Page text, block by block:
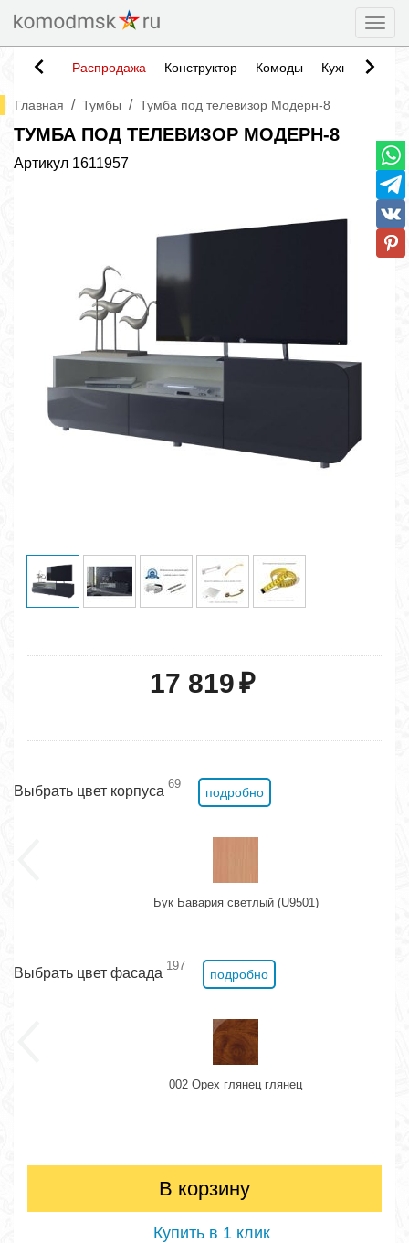
Распродажа Конструктор Комоды Кухни
Главная / Тумбы / Тумба под телевизор Модерн-8
ТУМБА ПОД ТЕЛЕВИЗОР МОДЕРН-8
Артикул 1611957
17 819₽
Выбрать цвет корпуса 69
подробно
Бук Бавария светлый (U9501)
Выбрать цвет фасада 197
подробно
002 Орех глянец глянец
В корзину
Купить в 1 клик